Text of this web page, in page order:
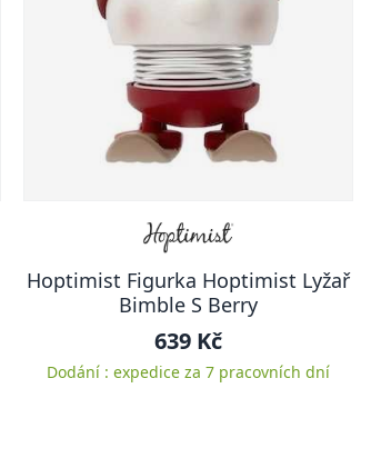
Hoptimist Figurka Hoptimist Lyžař
Bimble S Berry
639 Kč
Dodání : expedice za 7 pracovních dní